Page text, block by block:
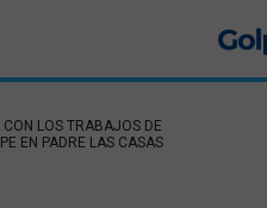
LOS TRABAJOS DE
EN PADRE LAS CASAS